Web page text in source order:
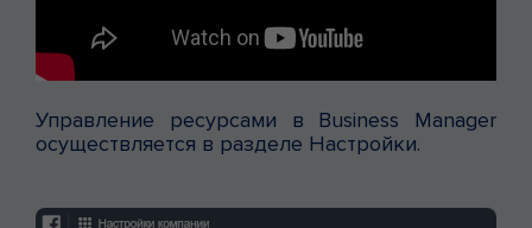
Управление ресурсами в Business Manager
осуществляется в разделе Настройки.